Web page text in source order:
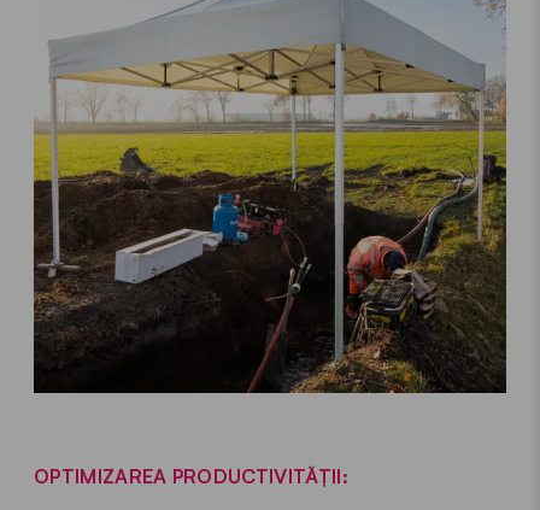
OPTIMIZAREA PRODUCTIVITĂȚII: